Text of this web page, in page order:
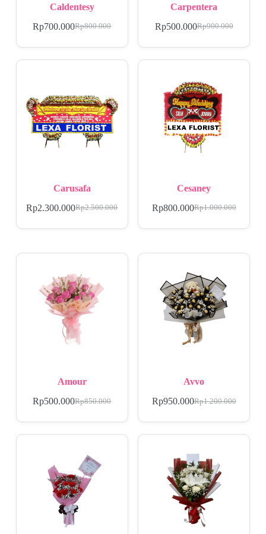
Caldentesy
Rp800.000
Rp700.000
Carpentera
Rp900.000
Rp500.000
Carusafa
Rp2.500.000
Rp2.300.000
Cesaney
Rp1.000.000
Rp800.000
Amour
Rp850.000
Rp500.000
Avvo
Rp1.200.000
Rp950.000